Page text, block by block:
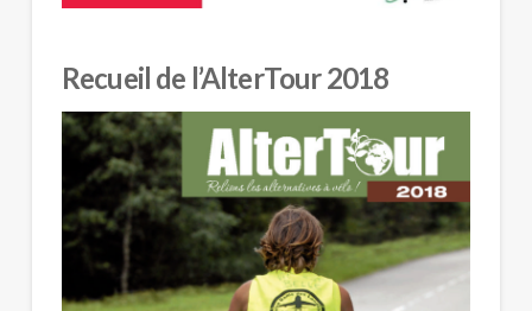
Recueil de l’AlterTour 2018